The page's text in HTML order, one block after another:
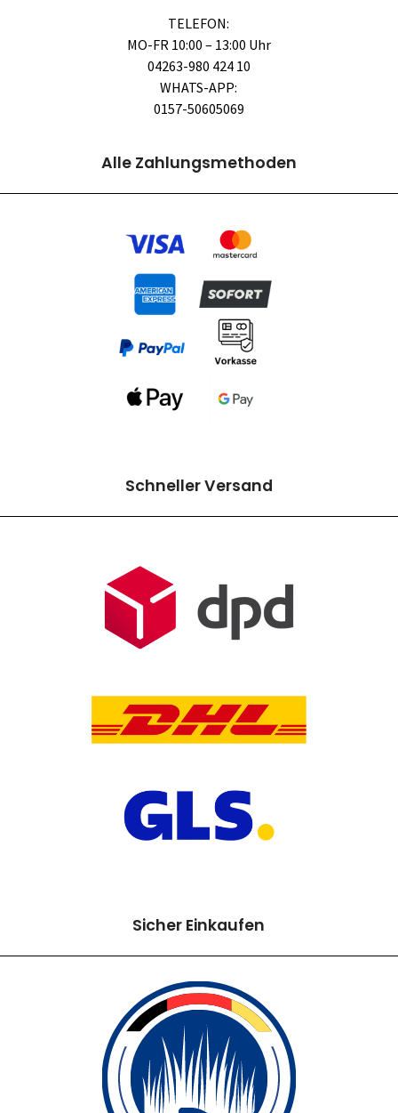
TELEFON:
MO-FR 10:00 – 13:00 Uhr
04263-980 424 10
WHATS-APP:
0157-50605069
Alle Zahlungsmethoden
Schneller Versand
Sicher Einkaufen